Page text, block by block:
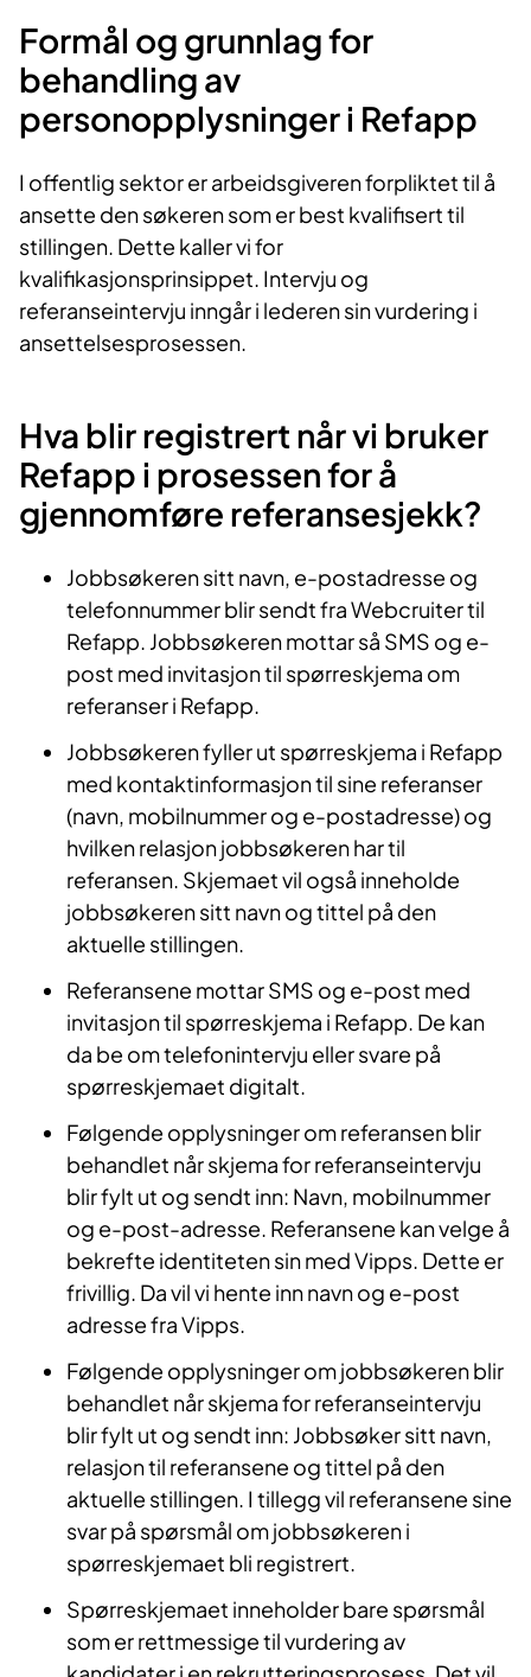
Formål og grunnlag for
behandling av
personopplysninger i Refapp
I offentlig sektor er arbeidsgiveren forpliktet til å
ansette den søkeren som er best kvalifisert til
stillingen. Dette kaller vi for
kvalifikasjonsprinsippet. Intervju og
referanseintervju inngår i lederen sin vurdering i
ansettelsesprosessen.
Hva blir registrert når vi bruker
Refapp i prosessen for å
gjennomføre referansesjekk?
Jobbsøkeren sitt navn, e-postadresse og
telefonnummer blir sendt fra Webcruiter til
Refapp. Jobbsøkeren mottar så SMS og e-
post med invitasjon til spørreskjema om
referanser i Refapp.
Jobbsøkeren fyller ut spørreskjema i Refapp
med kontaktinformasjon til sine referanser
(navn, mobilnummer og e-postadresse) og
hvilken relasjon jobbsøkeren har til
referansen. Skjemaet vil også inneholde
jobbsøkeren sitt navn og tittel på den
aktuelle stillingen.
Referansene mottar SMS og e-post med
invitasjon til spørreskjema i Refapp. De kan
da be om telefonintervju eller svare på
spørreskjemaet digitalt.
Følgende opplysninger om referansen blir
behandlet når skjema for referanseintervju
blir fylt ut og sendt inn: Navn, mobilnummer
og e-post-adresse. Referansene kan velge å
bekrefte identiteten sin med Vipps. Dette er
frivillig. Da vil vi hente inn navn og e-post
adresse fra Vipps.
Følgende opplysninger om jobbsøkeren blir
behandlet når skjema for referanseintervju
blir fylt ut og sendt inn: Jobbsøker sitt navn,
relasjon til referansene og tittel på den
aktuelle stillingen. I tillegg vil referansene sine
svar på spørsmål om jobbsøkeren i
spørreskjemaet bli registrert.
Spørreskjemaet inneholder bare spørsmål
som er rettmessige til vurdering av